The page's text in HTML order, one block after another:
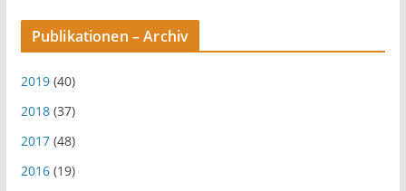
Publikationen – Archiv
2019(40)
2018(37)
2017(48)
2016(19)